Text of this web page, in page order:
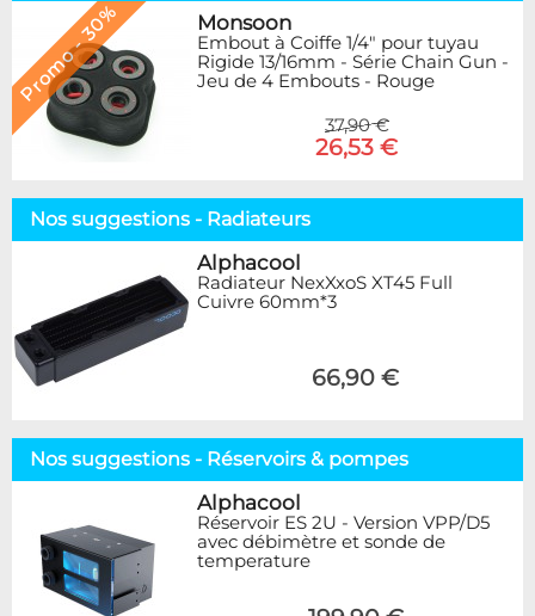
Promo - 30% Monsoon
Embout à Coiffe 1/4" pour tuyau
Rigide 13/16mm - Série Chain Gun -
Jeu de 4 Embouts - Rouge
37,90 €
26,53 €
Nos suggestions - Radiateurs
Alphacool
Radiateur NexXxoS XT45 Full
Cuivre 60mm*3
66,90 €
Nos suggestions - Réservoirs & pompes
Alphacool
Réservoir ES 2U - Version VPP/D5
avec débimètre et sonde de
temperature